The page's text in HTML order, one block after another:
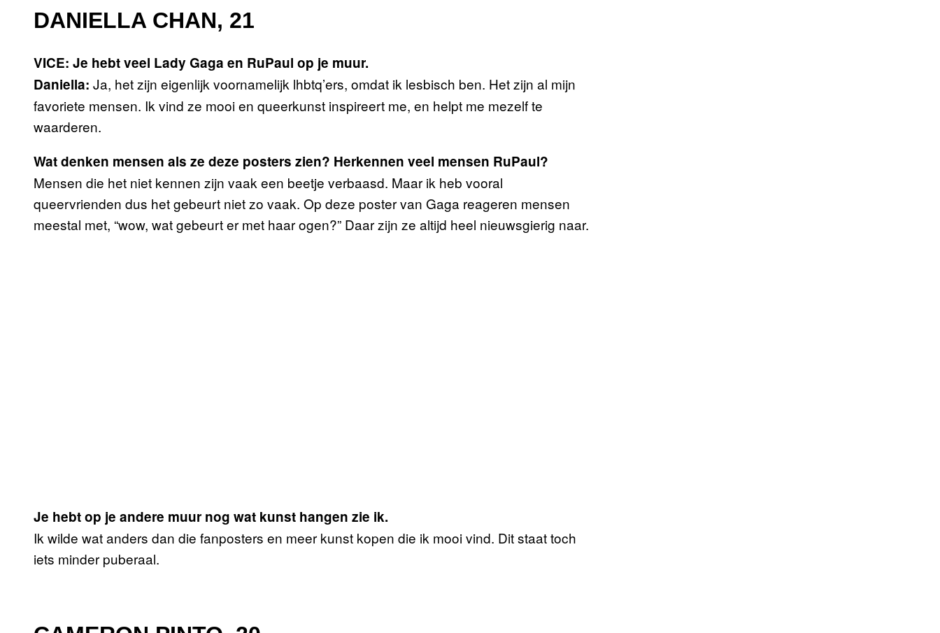
DANIELLA CHAN, 21
VICE: Je hebt veel Lady Gaga en RuPaul op je muur.
Daniella: Ja, het zijn eigenlijk voornamelijk lhbtq’ers, omdat ik lesbisch ben. Het zijn al mijn
favoriete mensen. Ik vind ze mooi en queerkunst inspireert me, en helpt me mezelf te
waarderen.
Wat denken mensen als ze deze posters zien? Herkennen veel mensen RuPaul?
Mensen die het niet kennen zijn vaak een beetje verbaasd. Maar ik heb vooral
queervrienden dus het gebeurt niet zo vaak. Op deze poster van Gaga reageren mensen
meestal met, “wow, wat gebeurt er met haar ogen?” Daar zijn ze altijd heel nieuwsgierig naar.
Je hebt op je andere muur nog wat kunst hangen zie ik.
Ik wilde wat anders dan die fanposters en meer kunst kopen die ik mooi vind. Dit staat toch
iets minder puberaal.